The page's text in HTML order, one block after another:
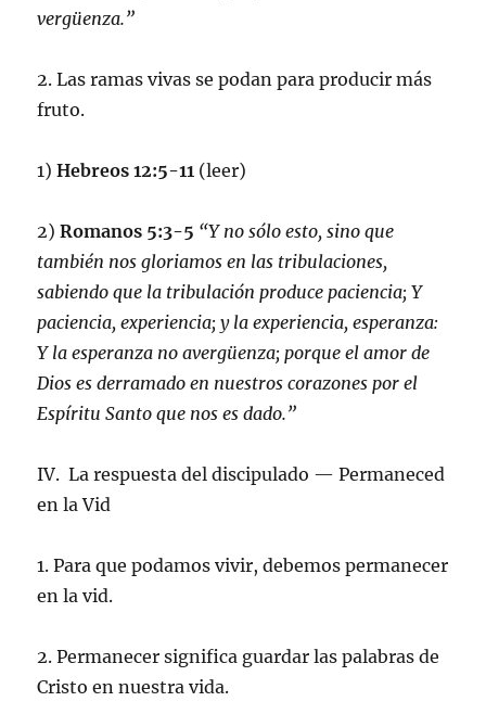
vergüenza.”
2. Las ramas vivas se podan para producir más
fruto.
1)Hebreos 12:5-11 (leer)
2)Romanos 5:3-5 “Y no sólo esto, sino que
también nos gloriamos en las tribulaciones,
sabiendo que la tribulación produce paciencia; Y
paciencia, experiencia; y la experiencia, esperanza:
Y la esperanza no avergüenza; porque el amor de
Dios es derramado en nuestros corazones por el
Espíritu Santo que nos es dado.”
IV. La respuesta del discipulado — Permaneced
en la Vid
1. Para que podamos vivir, debemos permanecer
en la vid.
2. Permanecer significa guardar las palabras de
Cristo en nuestra vida.